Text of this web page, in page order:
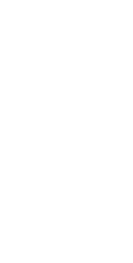
thao và Du lịch Lâm Đồng.
lịch Lâm Đồng
tâm Hành chính tỉnh Lâm
Hương - Đà Lạt, tỉnh
chí - Bộ Văn hóa Thông tin